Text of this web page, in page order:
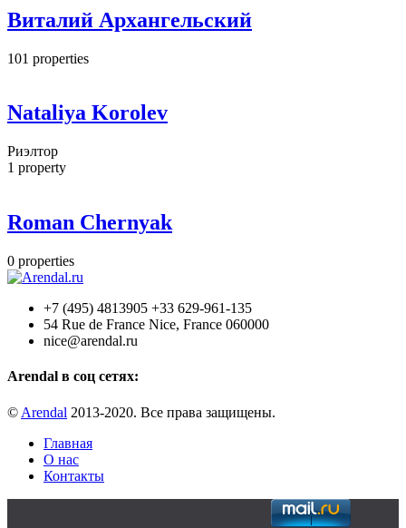
Виталий Архангельский
101 properties
Nataliya Korolev
Риэлтор
1 property
Roman Chernyak
0 properties
+7 (495) 4813905 +33 629-961-135
54 Rue de France Nice, France 060000
nice@arendal.ru
Arendal в соц сетях:
© Arendal 2013-2020. Все права защищены.
Главная
О нас
Контакты